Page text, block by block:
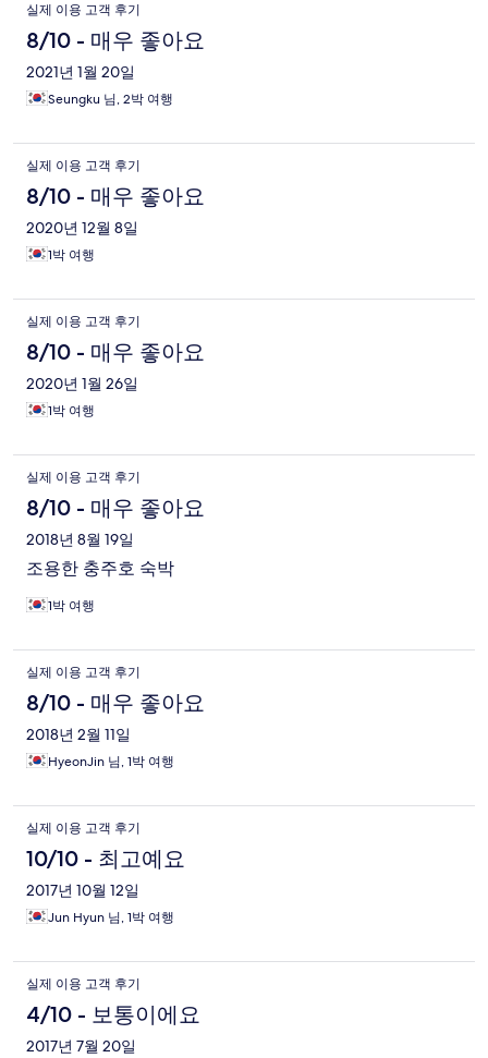
pretty much forced to go there because otherwise we would
lose the money. Very disappointed and it was my anniversary
weekend. I am not coming back just because of his policy, I think
it is unfair in my personal opinion.
실제 이용 고객 후기
8/10 - 매우 좋아요
2021년 1월 20일
Seungku 님, 2박 여행
실제 이용 고객 후기
8/10 - 매우 좋아요
2020년 12월 8일
1박 여행
실제 이용 고객 후기
8/10 - 매우 좋아요
2020년 1월 26일
1박 여행
실제 이용 고객 후기
8/10 - 매우 좋아요
2018년 8월 19일
조용한 충주호 숙박
1박 여행
실제 이용 고객 후기
8/10 - 매우 좋아요
2018년 2월 11일
HyeonJin 님, 1박 여행
실제 이용 고객 후기
10/10 - 최고예요
2017년 10월 12일
Jun Hyun 님, 1박 여행
실제 이용 고객 후기
4/10 - 보통이에요
2017년 7월 20일